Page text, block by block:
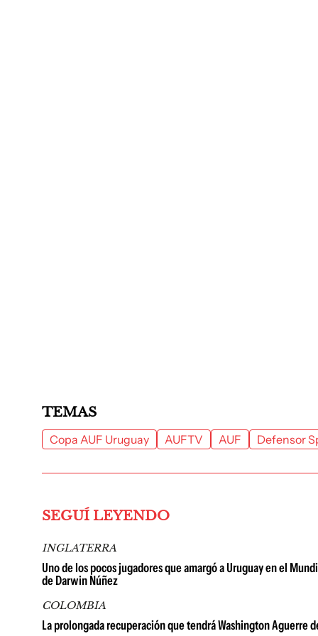
TEMAS
Copa AUF Uruguay AUFTV AUF Defensor
SEGUÍ LEYENDO
INGLATERRA
Uno de los pocos jugadores que amargó a Uruguay en el
de Darwin Núñez
COLOMBIA
La prolongada recuperación que tendrá Washington